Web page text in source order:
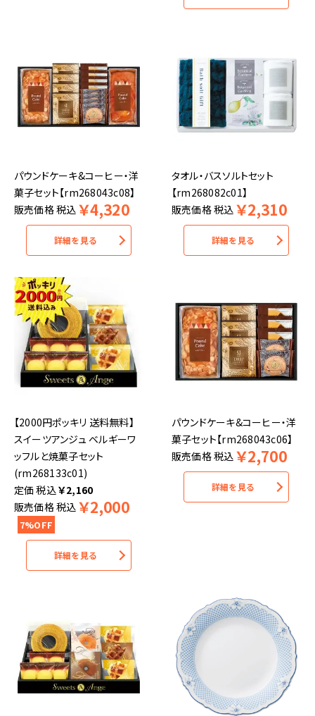
パウンドケーキ&コーヒー・洋
菓子セット【rm268043c08】
販売価格税込 ￥4,320
詳細を見る
タオル・バスソルトセット
【rm268082c01】
販売価格税込 ￥2,310
詳細を見る
【2000円ポッキリ 送料無料】
スイーツアンジュ ベルギーワ
ッフルと焼菓子セット
(rm268133c01)
税込￥2,160
販売価格税込 ￥2,000
7%OFF
詳細を見る
パウンドケーキ&コーヒー・洋
菓子セット【rm268043c06】
販売価格税込 ￥2,700
詳細を見る